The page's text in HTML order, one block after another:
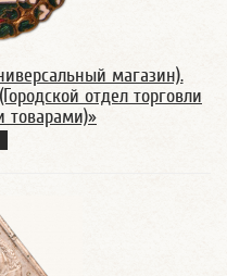
магазин).
отдел торговли